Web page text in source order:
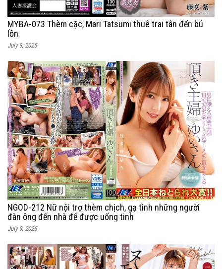
MYBA-073 Thèm cặc, Mari Tatsumi thuê trai tân đến bú
lồn
July 9, 2025
NGOD-212 Nữ nội trợ thèm chịch, gạ tình những người
đàn ông đến nhà để được uống tinh
July 9, 2025